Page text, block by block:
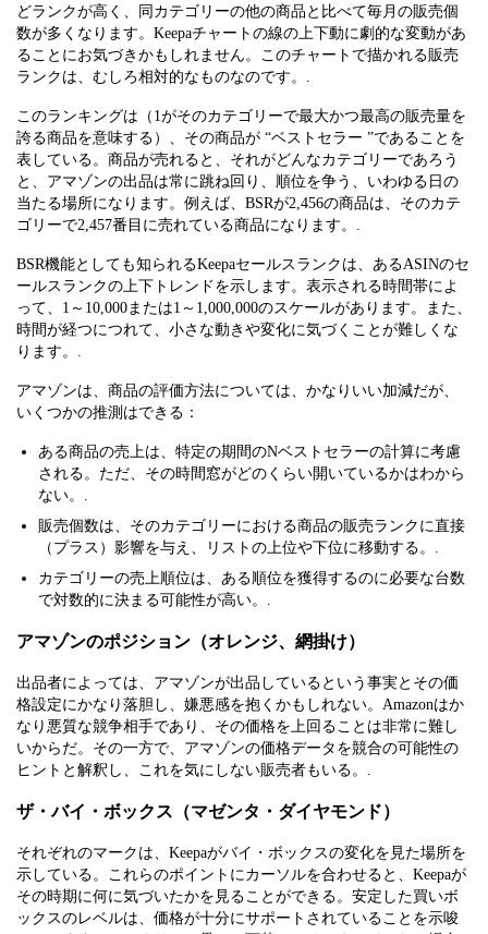
どランクが高く、同カテゴリーの他の商品と比べて毎月の販売個
数が多くなります。Keepaチャートの線の上下動に劇的な変動があ
ることにお気づきかもしれません。このチャートで描かれる販売
ランクは、むしろ相対的なものなのです。.
このランキングは（1がそのカテゴリーで最大かつ最高の販売量を
誇る商品を意味する）、その商品が “ベストセラー ”であることを
表している。商品が売れると、それがどんなカテゴリーであろう
と、アマゾンの出品は常に跳ね回り、順位を争う、いわゆる日の
当たる場所になります。例えば、BSRが2,456の商品は、そのカテ
ゴリーで2,457番目に売れている商品になります。.
BSR機能としても知られるKeepaセールスランクは、あるASINのセ
ールスランクの上下トレンドを示します。表示される時間帯によ
って、1～10,000または1～1,000,000のスケールがあります。また、
時間が経つにつれて、小さな動きや変化に気づくことが難しくな
ります。.
アマゾンは、商品の評価方法については、かなりいい加減だが、
いくつかの推測はできる：
ある商品の売上は、特定の期間のNベストセラーの計算に考慮
される。ただ、その時間窓がどのくらい開いているかはわから
ない。.
販売個数は、そのカテゴリーにおける商品の販売ランクに直接
（プラス）影響を与え、リストの上位や下位に移動する。.
カテゴリーの売上順位は、ある順位を獲得するのに必要な台数
で対数的に決まる可能性が高い。.
アマゾンのポジション（オレンジ、網掛け）
出品者によっては、アマゾンが出品しているという事実とその価
格設定にかなり落胆し、嫌悪感を抱くかもしれない。Amazonはか
なり悪質な競争相手であり、その価格を上回ることは非常に難し
いからだ。その一方で、アマゾンの価格データを競合の可能性の
ヒントと解釈し、これを気にしない販売者もいる。.
ザ・バイ・ボックス（マゼンタ・ダイヤモンド）
それぞれのマークは、Keepaがバイ・ボックスの変化を見た場所を
示している。これらのポイントにカーソルを合わせると、Keepaが
その時期に何に気づいたかを見ることができる。安定した買いボ
ックスのレベルは、価格が十分にサポートされていることを示唆